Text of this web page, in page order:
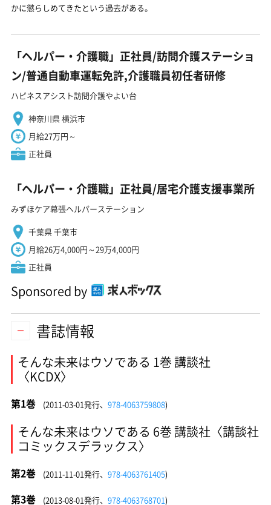
かに懲らしめてきたという過去がある。
「ヘルパー・介護職」正社員/訪問介護ステーショ
ン/普通自動車運転免許,介護職員初任者研修
ハピネスアシスト訪問介護やよい台
神奈川県 横浜市
月給27万円～
正社員
「ヘルパー・介護職」正社員/居宅介護支援事業所
みずほケア幕張ヘルパーステーション
千葉県 千葉市
月給26万4,000円～29万4,000円
正社員
Sponsored by
書誌情報
そんな未来はウソである 1巻 講談社
〈KCDX〉
第1巻 (2011-03-01発行、 978-4063759808)
そんな未来はウソである 6巻 講談社〈講談社
コミックスデラックス〉
第2巻 (2011-11-01発行、 978-4063761405)
第3巻 (2013-08-01発行、 978-4063768701)